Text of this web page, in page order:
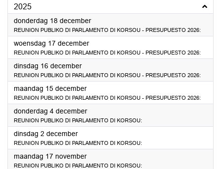
2025
donderdag 18 december2025
REUNION PUBLIKO DI PARLAMENTO DI KORSOU - PRESUPUESTO 2026:
woensdag 17 december2025
REUNION PUBLIKO DI PARLAMENTO DI KORSOU - PRESUPUESTO 2026:
dinsdag 16 december2025
REUNION PUBLIKO DI PARLAMENTO DI KORSOU - PRESUPUESTO 2026:
maandag 15 december2025
REUNION PUBLIKO DI PARLAMENTO DI KORSOU - PRESUPUESTO 2026:
donderdag 4 december2025
REUNION PUBLIKO DI PARLAMENTO DI KORSOU:
dinsdag 2 december2025
REUNION PUBLIKO DI PARLAMENTO DI KORSOU:
maandag 17 november2025
REUNION PUBLIKO DI PARLAMENTO DI KORSOU: